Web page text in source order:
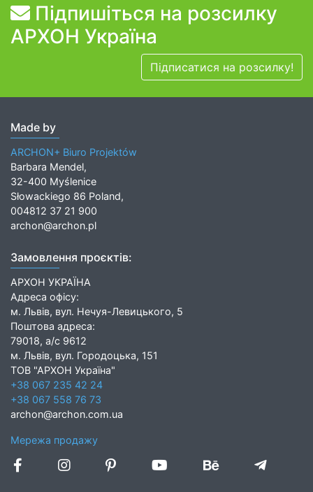
Підпишіться на розсилку
АРХОН Україна
Підписатися на розсилку!
Made by
ARCHON+ Biuro Projektów
Barbara Mendel,
32-400 Myślenice
Słowackiego 86 Poland,
004812 37 21 900
archon@archon.pl
Замовлення проєктів:
АРХОН УКРАЇНА
Адреса офісу:
м. Львів, вул. Нечуя-Левицького, 5
Поштова адреса:
79018, а/с 9612
м. Львів, вул. Городоцька, 151
ТОВ "АРХОН Україна"
+38 067 235 42 24
+38 067 558 76 73
archon@archon.com.ua
Мережа продажу